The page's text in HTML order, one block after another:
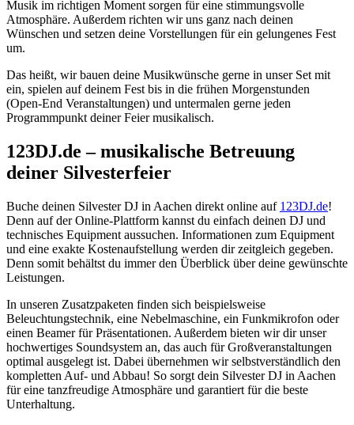
Musik im richtigen Moment sorgen für eine stimmungsvolle
Atmosphäre. Außerdem richten wir uns ganz nach deinen
Wünschen und setzen deine Vorstellungen für ein gelungenes Fest
um.
Das heißt, wir bauen deine Musikwünsche gerne in unser Set mit
ein, spielen auf deinem Fest bis in die frühen Morgenstunden
(Open-End Veranstaltungen) und untermalen gerne jeden
Programmpunkt deiner Feier musikalisch.
123DJ.de – musikalische Betreuung
deiner Silvesterfeier
Buche deinen Silvester DJ in Aachen direkt online auf 123DJ.de!
Denn auf der Online-Plattform kannst du einfach deinen DJ und
technisches Equipment aussuchen. Informationen zum Equipment
und eine exakte Kostenaufstellung werden dir zeitgleich gegeben.
Denn somit behältst du immer den Überblick über deine gewünschte
Leistungen.
In unseren Zusatzpaketen finden sich beispielsweise
Beleuchtungstechnik, eine Nebelmaschine, ein Funkmikrofon oder
einen Beamer für Präsentationen. Außerdem bieten wir dir unser
hochwertiges Soundsystem an, das auch für Großveranstaltungen
optimal ausgelegt ist. Dabei übernehmen wir selbstverständlich den
kompletten Auf- und Abbau! So sorgt dein Silvester DJ in Aachen
für eine tanzfreudige Atmosphäre und garantiert für die beste
Unterhaltung.